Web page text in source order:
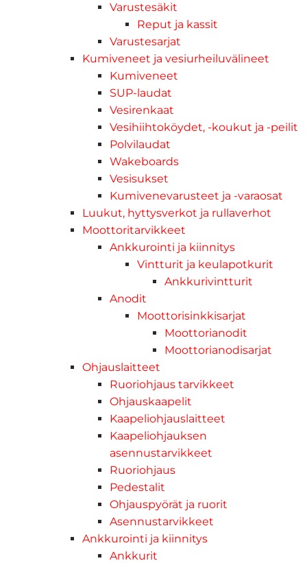
Varustesäkit
Reput ja kassit
Varustesarjat
Kumiveneet ja vesiurheiluvälineet
Kumiveneet
SUP-laudat
Vesirenkaat
Vesihiihtoköydet, -koukut ja -peilit
Polvilaudat
Wakeboards
Vesisukset
Kumivenevarusteet ja -varaosat
Luukut, hyttysverkot ja rullaverhot
Moottoritarvikkeet
Ankkurointi ja kiinnitys
Vintturit ja keulapotkurit
Ankkurivintturit
Anodit
Moottorisinkkisarjat
Moottorianodit
Moottorianodisarjat
Ohjauslaitteet
Ruoriohjaus tarvikkeet
Ohjauskaapelit
Kaapeliohjauslaitteet
Kaapeliohjauksen
asennustarvikkeet
Ruoriohjaus
Pedestalit
Ohjauspyörät ja ruorit
Asennustarvikkeet
Ankkurointi ja kiinnitys
Ankkurit